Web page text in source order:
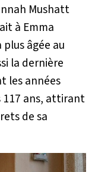
Mushatt
à Emma
âgée au
la dernière
les années
117 ans, attirant
de sa